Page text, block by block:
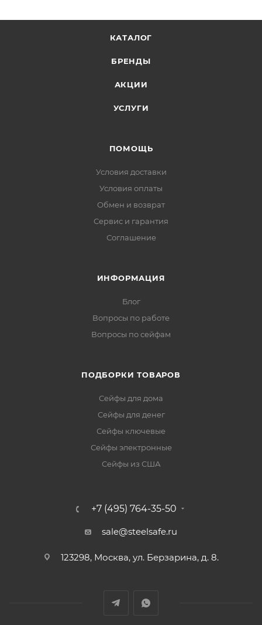
КАТАЛОГ
БРЕНДЫ
АКЦИИ
УСЛУГИ
ПОМОЩЬ
Условия доставки
Условия оплаты
Обмен и возврат
Сервис и гарантия
Соглашение
ИНФОРМАЦИЯ
Блог
Вопросы по работе
Вопросы по сейфам
ПОДБОРКИ ТОВАРОВ
Сейфы для дома
Сейфы для денег
Сейфы ключевые
Сейфы электронные
Сейфы из США
+7 (495) 764-35-50
sale@steelsafe.ru
123298, Москва, ул. Берзарина, д. 8.